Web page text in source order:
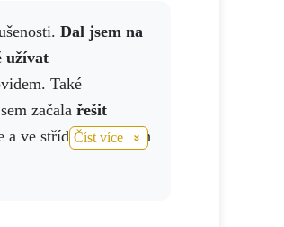
Dal jsem na
užívat
Také
začala řešit
a ve střídavých dnech
Číst více